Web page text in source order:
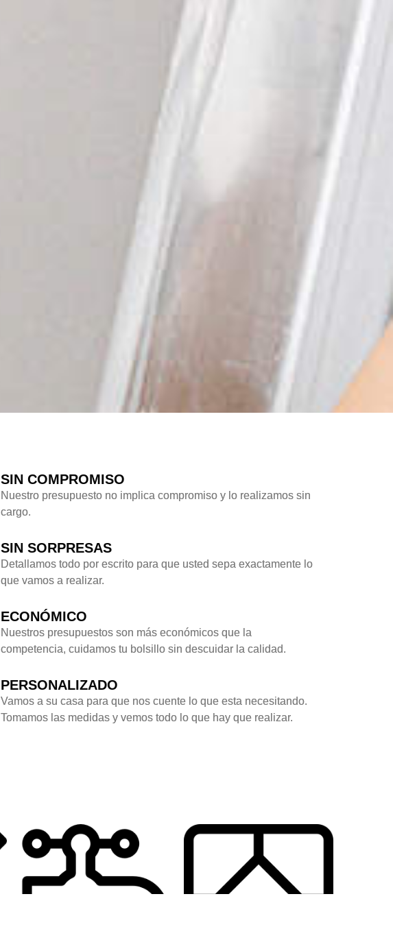
SIN COMPROMISO
Nuestro presupuesto no implica compromiso y lo realizamos sin
cargo.
SIN SORPRESAS
Detallamos todo por escrito para que usted sepa exactamente lo
que vamos a realizar.
ECONÓMICO
Nuestros presupuestos son más económicos que la
competencia, cuidamos tu bolsillo sin descuidar la calidad.
PERSONALIZADO
Vamos a su casa para que nos cuente lo que esta necesitando.
Tomamos las medidas y vemos todo lo que hay que realizar.